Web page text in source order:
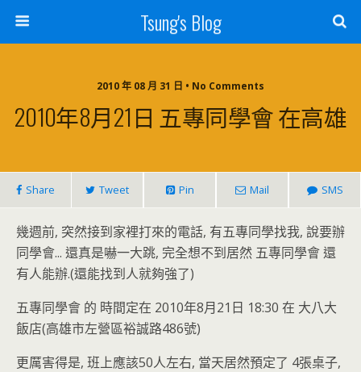
Tsung's Blog
2010 年 08 月 31 日 • No Comments
2010年8月21日 五專同學會 在高雄
Share Tweet Pin Mail SMS
幾週前, 突然接到家裡打來的電話, 有五專同學找我, 說要辦
同學會... 還真是嚇一大跳, 完全想不到居然 五專同學會 還
有人能辦.(還能找到人就夠強了)
五專同學會 的 時間定在 2010年8月21日 18:30 在 大八大
飯店(高雄市左營區裕誠路486號)
更厲害得是, 班上應該50人左右, 當天居然預定了 4張桌子,